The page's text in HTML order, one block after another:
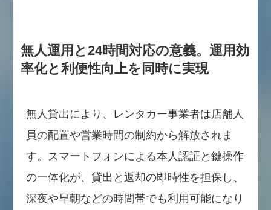
無人運用と24時間対応の意義。運用効
率化と利便性向上を同時に実現
無人貸出により、レンタカー事業者は店舗人
員の配置や営業時間の制約から解放されま
す。スマートフォンによる本人認証と鍵操作
の一体化が、貸出と返却の即時性を担保し、
深夜や早朝などの時間帯でも利用可能になり